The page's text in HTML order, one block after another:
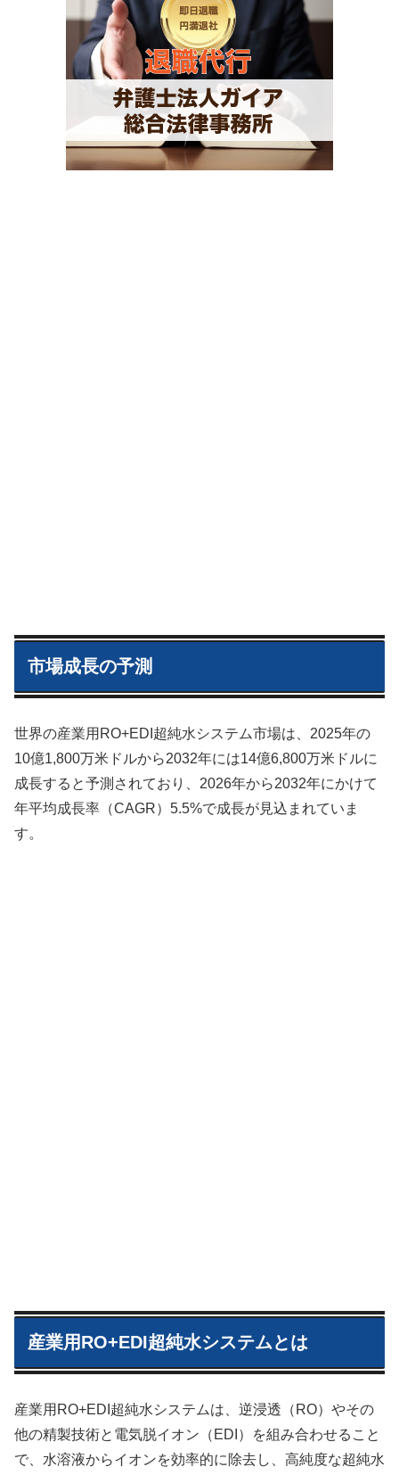
市場成長の予測
世界の産業用RO+EDI超純水システム市場は、2025年の
10億1,800万米ドルから2032年には14億6,800万米ドルに
成長すると予測されており、2026年から2032年にかけて
年平均成長率（CAGR）5.5%で成長が見込まれていま
す。
産業用RO+EDI超純水システムとは
産業用RO+EDI超純水システムは、逆浸透（RO）やその
他の精製技術と電気脱イオン（EDI）を組み合わせること
で、水溶液からイオンを効率的に除去し、高純度な超純水